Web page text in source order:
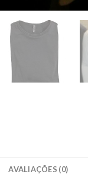
AVALIAÇÕES (0)